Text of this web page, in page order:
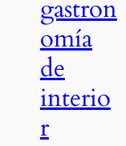
gastron
omía
de
interio
r